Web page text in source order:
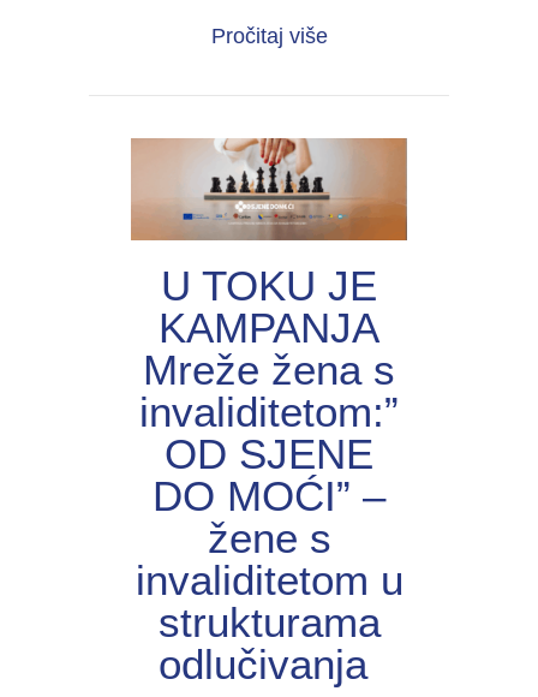
Pročitaj višeabout UNIJА
U TOKU JE
KAMPANJA
Mreže žena s
invaliditetom:”
OD SJENE
DO MOĆI” –
žene s
invaliditetom u
strukturama
odlučivanja